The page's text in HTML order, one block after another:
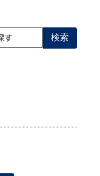
検索